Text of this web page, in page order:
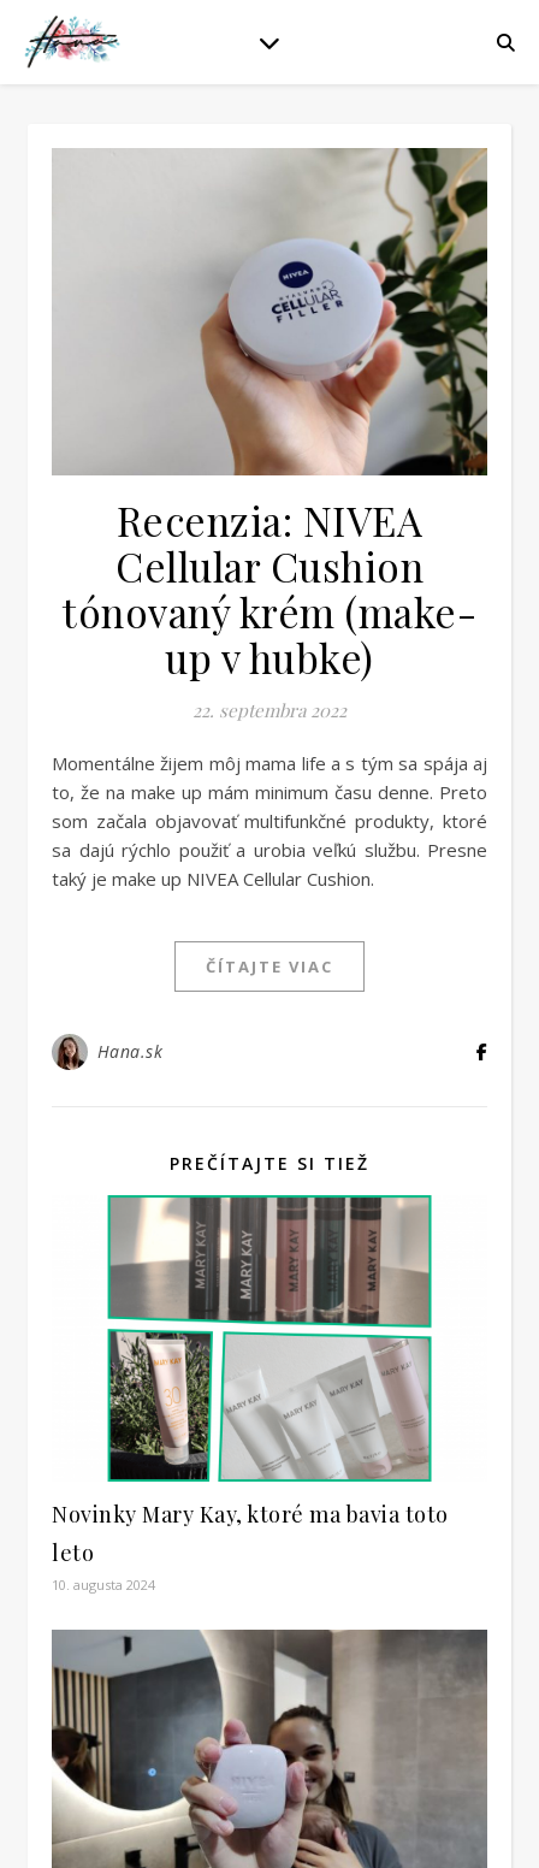
Recenzia: NIVEA
Cellular Cushion
tónovaný krém (make-
up v hubke)
22. septembra 2022
Momentálne žijem môj mama life a s tým sa spája aj
to, že na make up mám minimum času denne. Preto
som začala objavovať multifunkčné produkty, ktoré
sa dajú rýchlo použiť a urobia veľkú službu. Presne
taký je make up NIVEA Cellular Cushion.
ČÍTAJTE VIAC
Hana.sk
PREČÍTAJTE SI TIEŽ
Novinky Mary Kay, ktoré ma bavia toto
leto
10. augusta 2024